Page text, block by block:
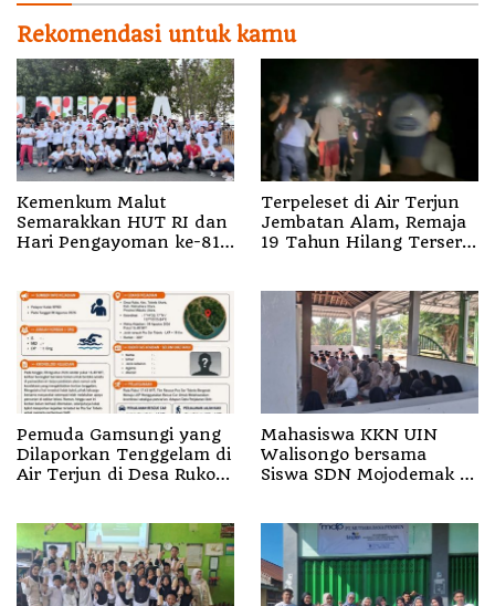
Rekomendasi untuk kamu
Kemenkum Malut
Semarakkan HUT RI dan
Hari Pengayoman ke-81
Terpeleset di Air Terjun
Jembatan Alam, Remaja
19 Tahun Hilang Terseret
Pemuda Gamsungi yang
Dilaporkan Tenggelam di
Air Terjun di Desa Ruko
Mahasiswa KKN UIN
Walisongo bersama
Siswa SDN Mojodemak 3